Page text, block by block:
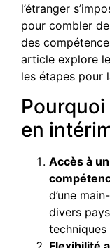
l’étranger
pour combler
des
article explore
les étapes pour
en
Accès à
d’une
divers
techniques